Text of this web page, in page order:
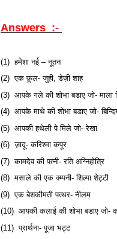
Answers :-
(1) हमेशा नई – नूतन
(2) एक फ़ूल- जुही, डेज़ी शाह
(3) आपके गले की शोभा बडाए जो- माला
(4) आपके माथे की शोभा बडाए जो-
(5) आपकी हथेली पे मिले जो- रेखा
(6) ज़ादू- करिश्मा कपूर
(7) कामदेव की पत्नी- रति अग्निहोत्रि
(8) मसाले की एक क्म्पनी- शिल्पा शेट्टी
(9) एक बेशकीमती पत्थर- नीलम
(10) आपकी कलाई की शोभा बडाए जो-
(11) प्रार्थना- पूजा भट्ट